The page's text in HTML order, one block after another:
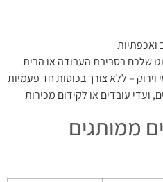
שלכם בסביבת העבודה או הבית
וירוק – ללא צורך בכוסות חד פעמיות
ועדי עובדים או לקידום מכירות
ממותגים